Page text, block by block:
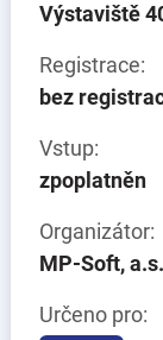
Výstaviště
Registrace:
bez
Vstup:
zpoplatněn
Organizátor:
MP-Soft, a.s.
Určeno pro: